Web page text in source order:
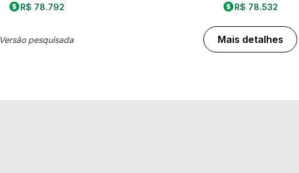
R$ 78.792
Versão pesquisada
R$ 78.532
Mais detalhes